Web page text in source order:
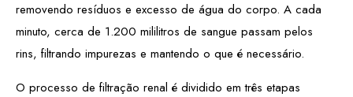
removendo resíduos e excesso de água do corpo. A cada
minuto, cerca de 1.200 mililitros de sangue passam pelos
rins, filtrando impurezas e mantendo o que é necessário.
O processo de filtração renal é dividido em três etapas